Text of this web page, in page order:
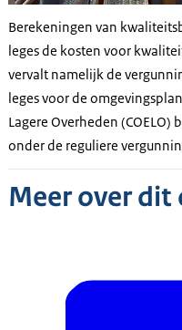
Berekeningen van
leges de kosten voor
vervalt namelijk de
leges voor de
Lagere Overheden
onder de reguliere
Meer over